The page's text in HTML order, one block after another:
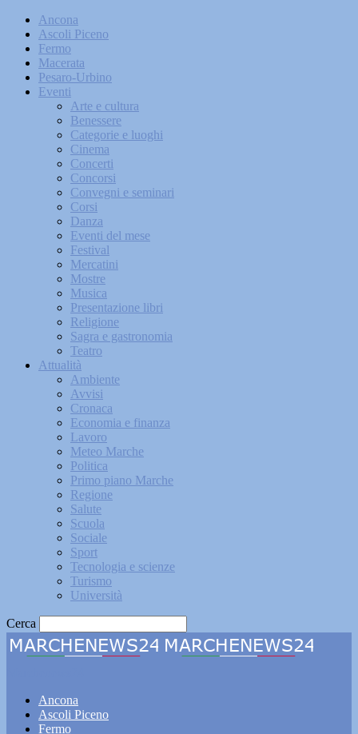
Ancona
Ascoli Piceno
Fermo
Macerata
Pesaro-Urbino
Eventi
Arte e cultura
Benessere
Categorie e luoghi
Cinema
Concerti
Concorsi
Convegni e seminari
Corsi
Danza
Eventi del mese
Festival
Mercatini
Mostre
Musica
Presentazione libri
Religione
Sagra e gastronomia
Teatro
Attualità
Ambiente
Avvisi
Cronaca
Economia e finanza
Lavoro
Meteo Marche
Politica
Primo piano Marche
Regione
Salute
Scuola
Sociale
Sport
Tecnologia e scienze
Turismo
Università
Cerca
Ancona
Ascoli Piceno
Fermo